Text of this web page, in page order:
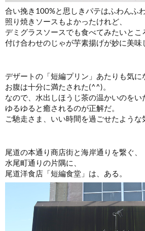
合い挽き100%と思しきパテはふわんふわ
照り焼きソースもよかったけれど、
デミグラスソースでも食べてみたいとこ
付け合わせのじゃが芋素揚げが妙に美味
デザートの「短編プリン」あたりも気に
お腹は十分に満たされた(^^)。
なので、水出しほうじ茶の温かいのをい
ゆるゆると癒されるのが正解だ。
ご馳走さま、いい時間を過ごせたような
尾道の本通り商店街と海岸通りを繋ぐ、
水尾町通りの片隅に、
尾道洋食店「短編食堂」は、ある。